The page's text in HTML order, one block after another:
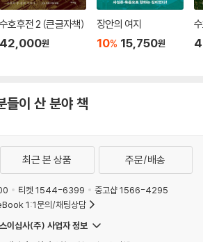
방문한 함부르크 대학의 중국인 교수 관위치엔
석할 기회가 있었는데, 문득 『변신 인형』의
土)가 생각나서 나는 관교수에게 혹시 자오웨
물을 만났을 때가 비교할 수 없을 정도로 더욱
수호후전 2 (큰글자책)
42,000원
장안의 여지
10% 15,750원
들이 산 분야 책
최근 본 상품 주문/배송
티켓 1544-6399
중고샵 1566-4295
1:1문의/채팅상담
이십사(주) 사업자 정보